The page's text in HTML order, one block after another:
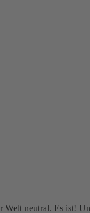
neutral. Es ist!